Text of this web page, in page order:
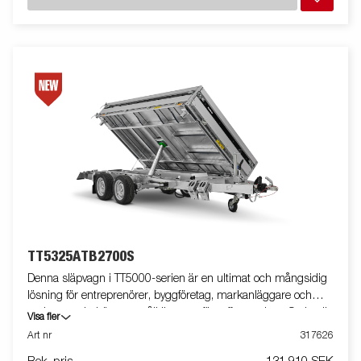
surrningspunkter, bakre spridarläm och LED-belysning. Det
kraftiga stålgolvet, som bygger på det robusta ramverket, ger
maximal lastkapacitet och långvarig hållbarhet. Det gör vagnen
till en perfekt lösning för transport av tunga laster och en pålitlig
partner i dina projekt. Du kan enkelt anpassa vagnen efter dina
behov med gallergrindar, förhöjningslämmar, kapell och andra
tillbehör från vårt breda tillbehörssortiment. Bilderna är endast
illustrativa och kan visa extrautrustning.
TT5325ATB2700S
Denna släpvagn i TT5000-serien är en ultimat och mångsidig
lösning för entreprenörer, byggföretag, markanläggare och
andra som behöver en pålitlig vagn för tuffa uppdrag. Serien är
utvecklad för hög kapacitet, hållbarhet och effektivitet och klarar
Visa fler
Art nr
317626